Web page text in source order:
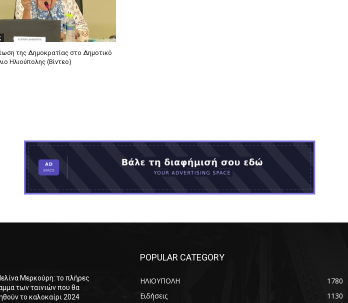
της Δημοκρατίας στο Δημοτικό
Ηλιούπολης (Βίντεο)
Μερκούρη: το πλήρες
των ταινιών που θα
το καλοκαίρι 2024
POPULAR CATEGORY
ΗΛΙΟΥΠΟΛΗ
1780
Ειδήσεις
1130